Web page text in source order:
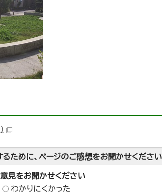
るために、ページのご感想をお聞かせください
見をお聞かせください
わかりにくかった